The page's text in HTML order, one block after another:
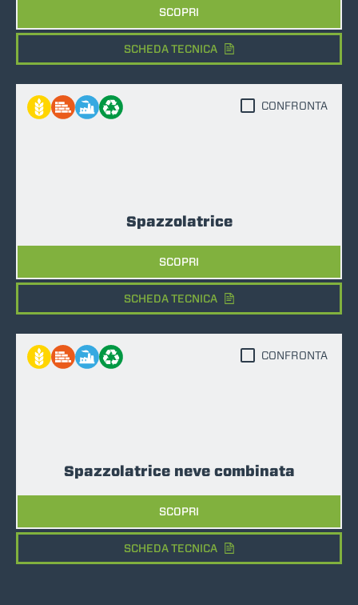
SCOPRI
SCHEDA TECNICA
Spazzolatrice
SCOPRI
CONFRONTA
SCHEDA TECNICA
Spazzolatrice neve combinata
SCOPRI
CONFRONTA
SCHEDA TECNICA